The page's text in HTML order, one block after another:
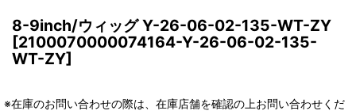
8-9inch/ウィッグ Y-26-06-02-135-WT-ZY
[2100070000074164-Y-26-06-02-135-
WT-ZY]
※在庫のお問い合わせの際は、在庫店舗を確認の上お問い合わせくだ